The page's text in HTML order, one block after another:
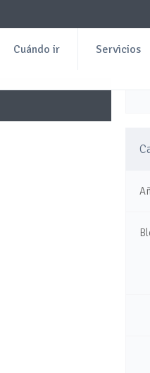
Cuándo ir Servicios